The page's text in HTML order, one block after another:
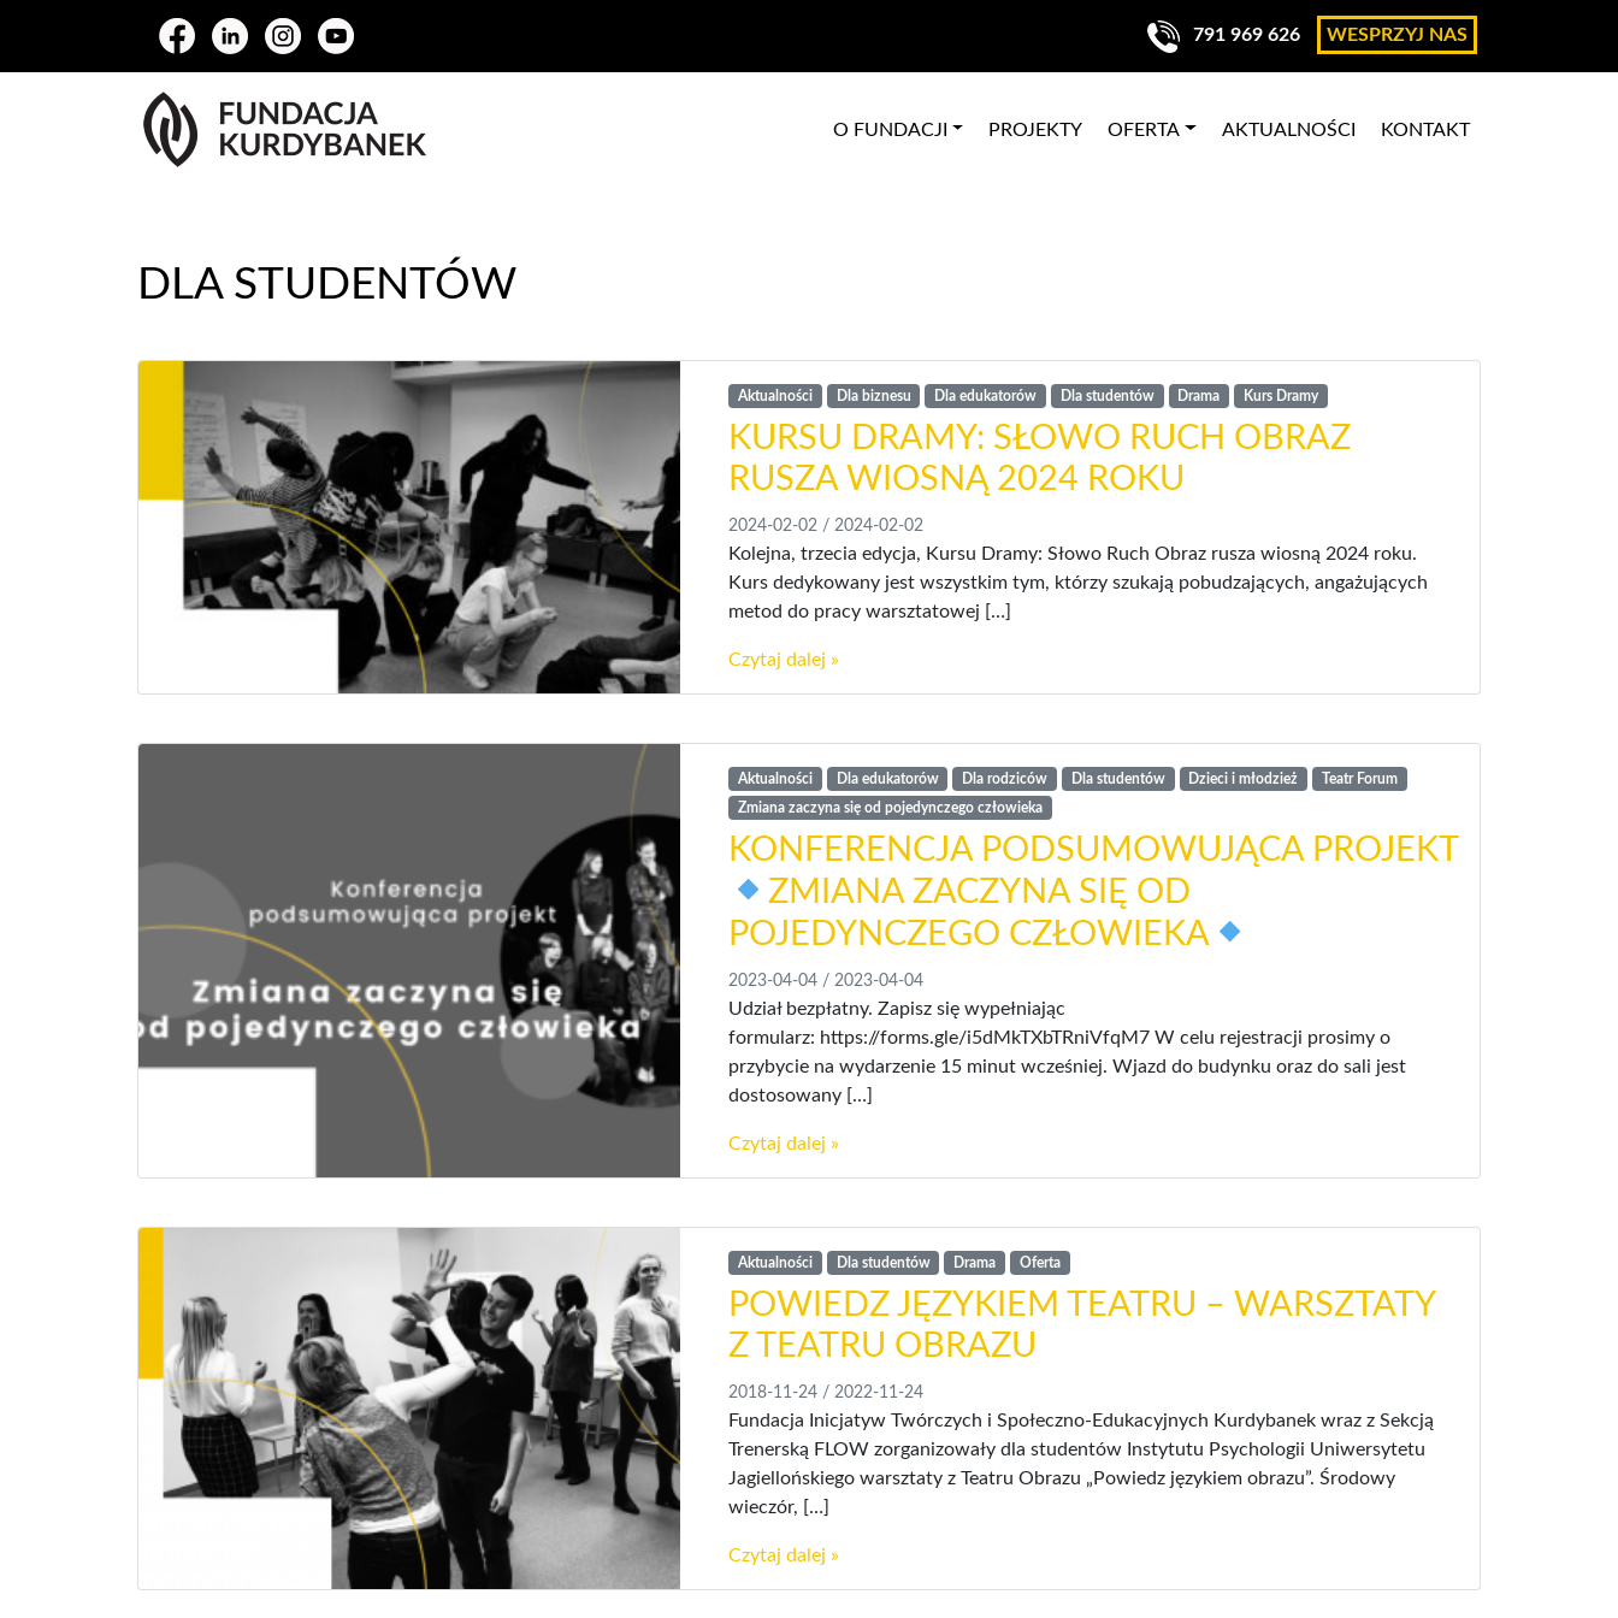
791 969 626 WESPRZYJ NAS
O FUNDACJI PROJEKTY OFERTA AKTUALNOŚCI KONTAKT
DLA STUDENTÓW
Aktualności Dla biznesu Dla edukatorów Dla studentów Drama Kurs Dramy
KURSU DRAMY: SŁOWO RUCH OBRAZ
RUSZA WIOSNĄ 2024 ROKU
2024-02-02 / 2024-02-02
Kolejna, trzecia edycja, Kursu Dramy: Słowo Ruch Obraz rusza wiosną 2024 roku.
Kurs dedykowany jest wszystkim tym, którzy szukają pobudzających, angażujących
metod do pracy warsztatowej […]
Czytaj dalej »
Aktualności Dla edukatorów Dla rodziców Dla studentów Dzieci i młodzież
Teatr Forum
Zmiana zaczyna się od pojedynczego człowieka
KONFERENCJA PODSUMOWUJĄCA PROJEKT
ZMIANA ZACZYNA SIĘ OD
POJEDYNCZEGO CZŁOWIEKA
2023-04-04 / 2023-04-04
Udział bezpłatny. Zapisz się wypełniając
formularz: https://forms.gle/i5dMkTXbTRniVfqM7 W celu rejestracji prosimy o
przybycie na wydarzenie 15 minut wcześniej. Wjazd do budynku oraz do sali jest
dostosowany […]
Czytaj dalej »
Aktualności Dla studentów Drama Oferta
POWIEDZ JĘZYKIEM TEATRU – WARSZTATY
Z TEATRU OBRAZU
2018-11-24 / 2022-11-24
Fundacja Inicjatyw Twórczych i Społeczno-Edukacyjnych Kurdybanek wraz z Sekcją
Trenerską FLOW zorganizowały dla studentów Instytutu Psychologii Uniwersytetu
Jagiellońskiego warsztaty z Teatru Obrazu „Powiedz językiem obrazu”. Środowy
wieczór, […]
Czytaj dalej »